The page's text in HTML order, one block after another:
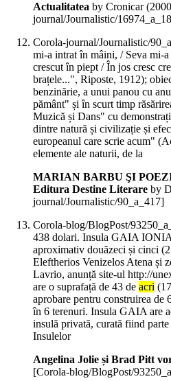
Actualitatea by Cronicar (2000
journal/Journalistic/
Corola-journal/Journalistic/
mi-a intrat în mâini, / Seva mi-
crescut în piept / În jos cresc
brațele...", Riposte, 1912);
benzinărie, a unui panou cu
pământ" și în scurt timp
Muzică și Dans" cu
dintre natură și civilizație și
europeanul care scrie acum"
elemente ale naturii, de la
MARIAN BARBU ŞI
Editura Destine Literare by
journal/Journalistic/90_a_417]
Corola-blog/BlogPost/
438 dolari. Insula GAIA
aproximativ douăzeci și cinci
Eleftherios Venizelos Atena și
Lavrio, anunță site-ul http://
are o suprafață de 43 de acri
aprobare pentru construirea
în 6 terenuri. Insula GAIA are
insulă privată, curată fiind
Insulelor
Angelina Jolie și Brad Pitt
[Corola-blog/BlogPost/